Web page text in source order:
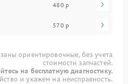
480 р
570 р
ориентировочные, без учета
стоимости запчастей.
на бесплатную диагностику.
и укажем на неисправность.